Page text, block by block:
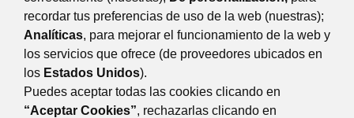
recordar tus preferencias de uso de la web (nuestras);
Analíticas, para mejorar el funcionamiento de la web y
los servicios que ofrece (de proveedores ubicados en
los Estados Unidos).
Puedes aceptar todas las cookies clicando en
“Aceptar Cookies”, rechazarlas clicando en
Eventos Día Semana Mes Año
Anterior sábado